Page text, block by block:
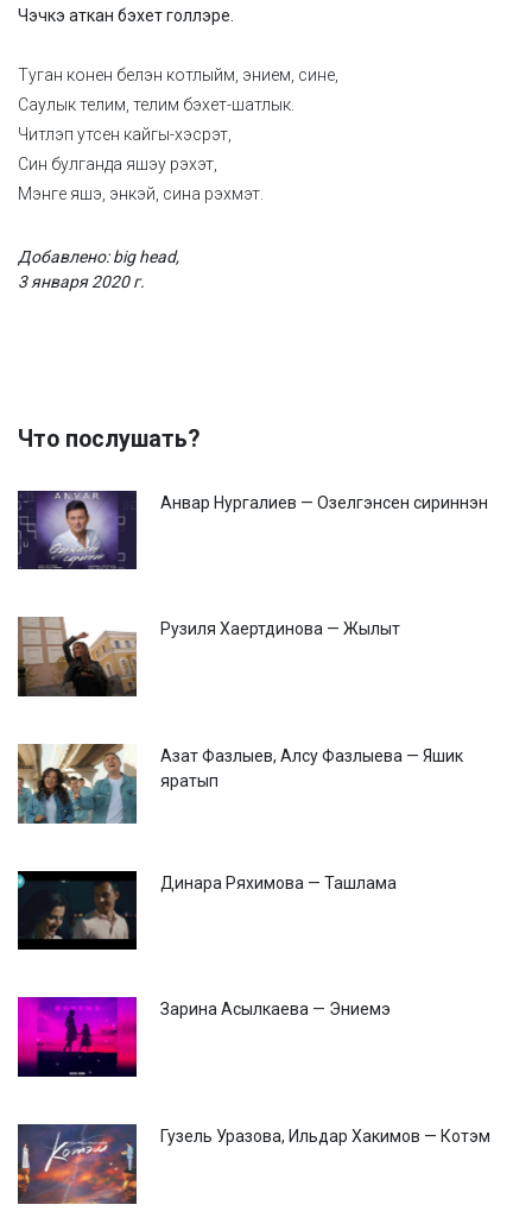
Чэчкэ аткан бэхет голлэре.
Туган конен белэн котлыйм, энием, сине,
Саулык телим, телим бэхет-шатлык.
Читлэп утсен кайгы-хэсрэт,
Син булганда яшэу рэхэт,
Мэнге яшэ, энкэй, сина рэхмэт.
Добавлено: big head,
3 января 2020 г.
Что послушать?
Анвар Нургалиев — Озелгэнсен сириннэн
Рузиля Хаертдинова — Жылыт
Азат Фазлыев, Алсу Фазлыева — Яшик
яратып
Динара Ряхимова — Ташлама
Зарина Асылкаева — Эниемэ
Гузель Уразова, Ильдар Хакимов — Котэм